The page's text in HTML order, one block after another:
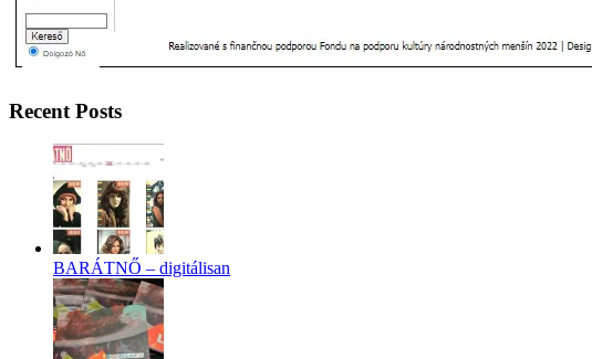
Recent Posts
BARÁTNŐ – digitálisan